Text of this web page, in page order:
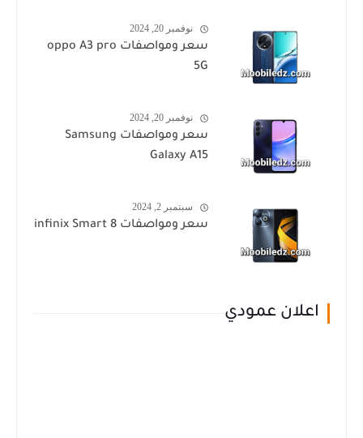
نوفمبر 20, 2024
سعر ومواصفات oppo A3 pro
5G
نوفمبر 20, 2024
سعر ومواصفات Samsung
Galaxy A15
سبتمبر 2, 2024
سعر ومواصفات infinix Smart 8
اعلان عمودي